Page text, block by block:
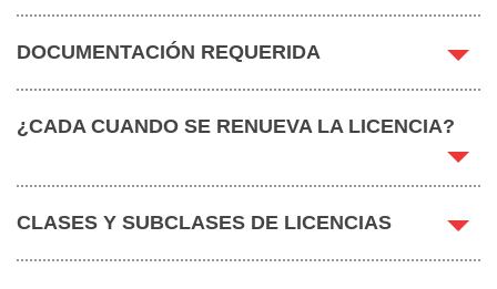
DOCUMENTACIÓN REQUERIDA
¿CADA CUANDO SE RENUEVA LA LICENCIA?
CLASES Y SUBCLASES DE LICENCIAS